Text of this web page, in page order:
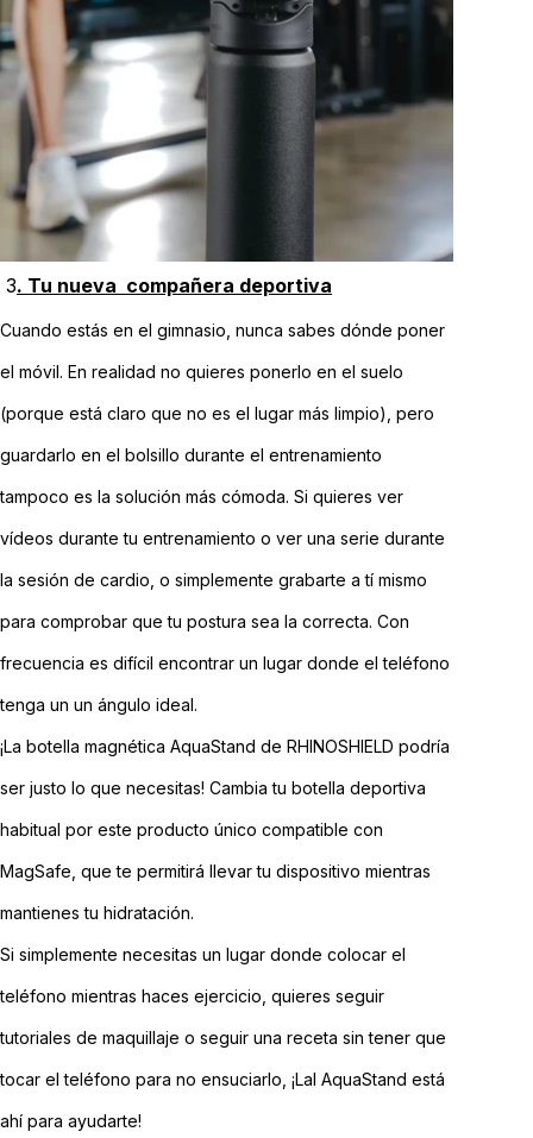
3. Tu nueva compañera deportiva
Cuando estás en el gimnasio, nunca sabes dónde poner
el móvil. En realidad no quieres ponerlo en el suelo
(porque está claro que no es el lugar más limpio), pero
guardarlo en el bolsillo durante el entrenamiento
tampoco es la solución más cómoda. Si quieres ver
vídeos durante tu entrenamiento o ver una serie durante
la sesión de cardio, o simplemente grabarte a tí mismo
para comprobar que tu postura sea la correcta. Con
frecuencia es difícil encontrar un lugar donde el teléfono
tenga un un ángulo ideal.
¡La botella magnética AquaStand de RHINOSHIELD podría
ser justo lo que necesitas! Cambia tu botella deportiva
habitual por este producto único compatible con
MagSafe, que te permitirá llevar tu dispositivo mientras
mantienes tu hidratación.
Si simplemente necesitas un lugar donde colocar el
teléfono mientras haces ejercicio, quieres seguir
tutoriales de maquillaje o seguir una receta sin tener que
tocar el teléfono para no ensuciarlo, ¡Lal AquaStand está
ahí para ayudarte!